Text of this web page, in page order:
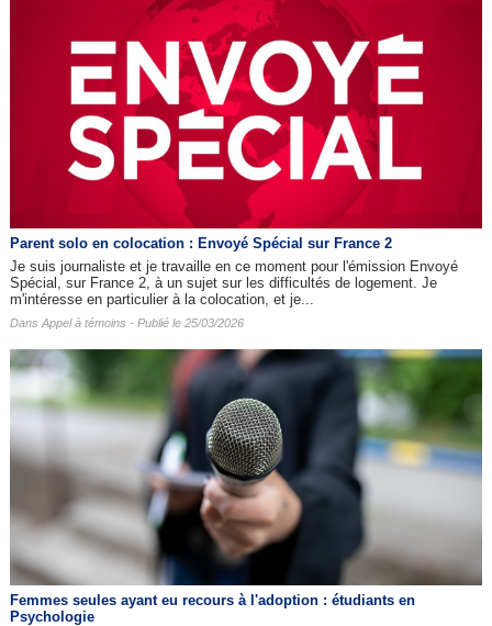
Parent solo en colocation : Envoyé Spécial sur France 2
Je suis journaliste et je travaille en ce moment pour l'émission Envoyé
Spécial, sur France 2, à un sujet sur les difficultés de logement. Je
m'intéresse en particulier à la colocation, et je...
Dans Appel à témoins - Publié le 25/03/2026
Femmes seules ayant eu recours à l'adoption : étudiants en
Psychologie